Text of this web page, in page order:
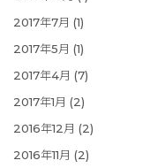
2017年7月 (1)
2017年5月 (1)
2017年4月 (7)
2017年1月 (2)
2016年12月 (2)
2016年11月 (2)